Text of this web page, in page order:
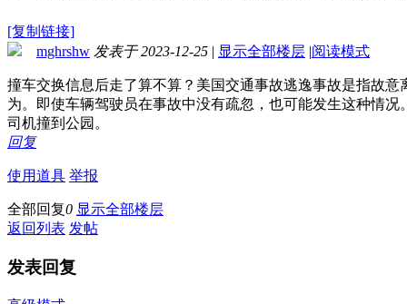
[复制链接]
mghrshw 发表于 2023-12-25 | 显示全部楼层 |阅读模式
撞车交换信息后走了算不算？美国交通事故逃逸事故是指故
为。即使车辆驾驶员在事故中没有疏忽，也可能发生这种情
司机撞到公园。
回复
使用道具 举报
全部回复0 显示全部楼层
返回列表 发帖
发表回复